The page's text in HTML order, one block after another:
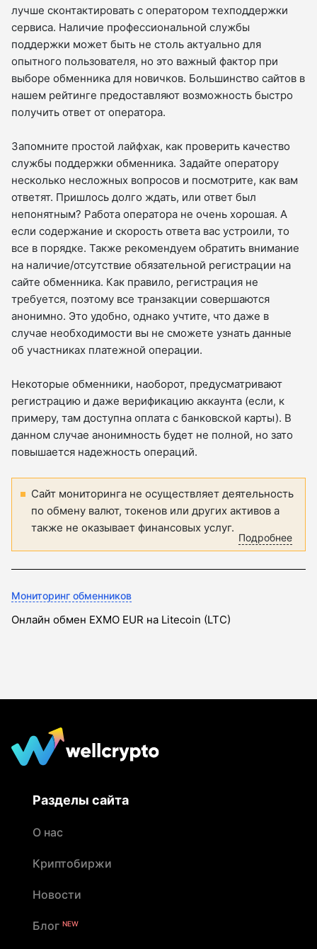
лучше сконтактировать с оператором техподдержки
сервиса. Наличие профессиональной службы
поддержки может быть не столь актуально для
опытного пользователя, но это важный фактор при
выборе обменника для новичков. Большинство сайтов в
нашем рейтинге предоставляют возможность быстро
получить ответ от оператора.
Запомните простой лайфхак, как проверить качество
службы поддержки обменника. Задайте оператору
несколько несложных вопросов и посмотрите, как вам
ответят. Пришлось долго ждать, или ответ был
непонятным? Работа оператора не очень хорошая. А
если содержание и скорость ответа вас устроили, то
все в порядке. Также рекомендуем обратить внимание
на наличие/отсутствие обязательной регистрации на
сайте обменника. Как правило, регистрация не
требуется, поэтому все транзакции совершаются
анонимно. Это удобно, однако учтите, что даже в
случае необходимости вы не сможете узнать данные
об участниках платежной операции.
Некоторые обменники, наоборот, предусматривают
регистрацию и даже верификацию аккаунта (если, к
примеру, там доступна оплата с банковской карты). В
данном случае анонимность будет не полной, но зато
повышается надежность операций.
Сайт мониторинга не осуществляет деятельность
по обмену валют, токенов или других активов а
также не оказывает финансовых услуг.
Подробнее
Мониторинг обменников
Онлайн обмен EXMO EUR на Litecoin (LTC)
Разделы сайта
О нас
Криптобиржи
Новости
Блог NEW